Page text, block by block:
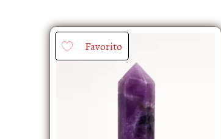
Favorito